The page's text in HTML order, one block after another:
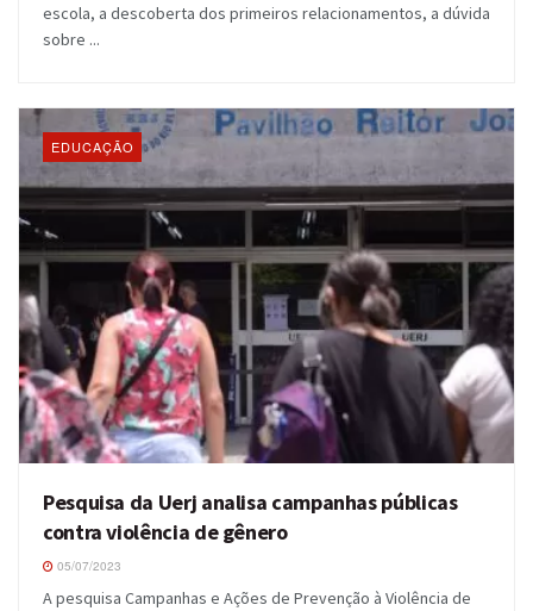
escola, a descoberta dos primeiros relacionamentos, a dúvida
sobre ...
EDUCAÇÃO
Pesquisa da Uerj analisa campanhas públicas
contra violência de gênero
05/07/2023
A pesquisa Campanhas e Ações de Prevenção à Violência de